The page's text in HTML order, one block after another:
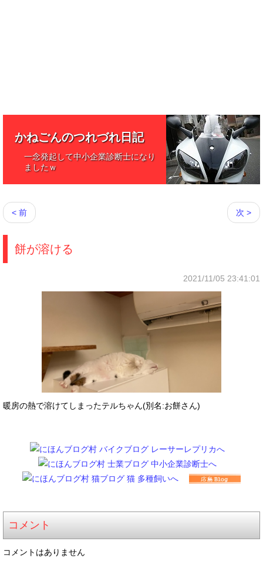
かねごんのつれづれ日記
一念発起して中小企業診断士になり
ましたｗ
< 前 次 >
餅が溶ける
2021/11/05 23:41:01
暖房の熱で溶けてしまったテルちゃん(別名:お餅さん)
コメント
コメントはありません